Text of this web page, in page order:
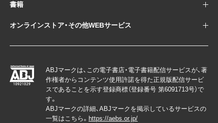
書籍
オンラインストア・その他WEBサービス
ABJマークは、この電子書店・電子書籍配信サービスが、著
作権者からコンテンツ使用許諾を得た正規版配信サービ
スであることを示す登録商標（登録番号 第6091713号）で
す。
ABJマークの詳細、ABJマークを掲示しているサービスの
一覧はこちら。 https://aebs.or.jp/